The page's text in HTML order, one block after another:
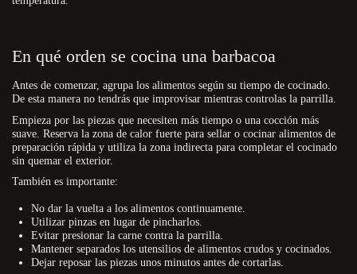
En qué orden se cocina una barbacoa
Antes de comenzar, agrupa los alimentos según su tiempo de cocinado.
De esta manera no tendrás que improvisar mientras controlas la parrilla.
Empieza por las piezas que necesiten más tiempo o una cocción más
suave. Reserva la zona de calor fuerte para sellar o cocinar alimentos de
preparación rápida y utiliza la zona indirecta para completar el cocinado
sin quemar el exterior.
También es importante:
No dar la vuelta a los alimentos continuamente.
Utilizar pinzas en lugar de pincharlos.
Evitar presionar la carne contra la parrilla.
Mantener separados los utensilios de alimentos crudos y cocinados.
Dejar reposar las piezas unos minutos antes de cortarlas.